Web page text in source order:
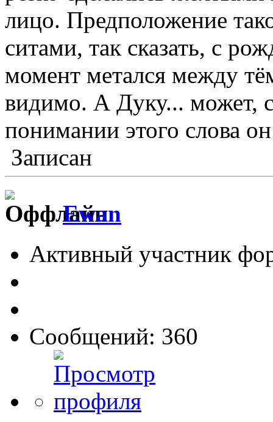
лицо. Предположение
ситами, так сказать, с
момент метался между
видимо. А Дуку... может,
понимании этого слова
Записан
Ewan
Активный участник
Сообщений: 360